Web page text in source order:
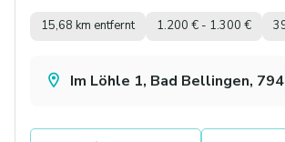
15,68 km entfernt 1.200 € - 1.300 €
Im Löhle 1, Bad Bellingen,